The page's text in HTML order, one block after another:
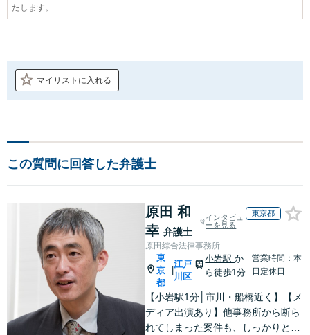
たします。
マイリストに入れる
この質問に回答した弁護士
原田 和
幸 弁護士
インタビュ
ーを見る
東京都
原田綜合法律事務所
東
京
都
|
江戸
川区
小岩駅か
ら徒歩1分
営業時間：本
日定休日
【小岩駅1分│市川・船橋近く】【メ
ディア出演あり】他事務所から断ら
れてしまった案件も、しっかりと面